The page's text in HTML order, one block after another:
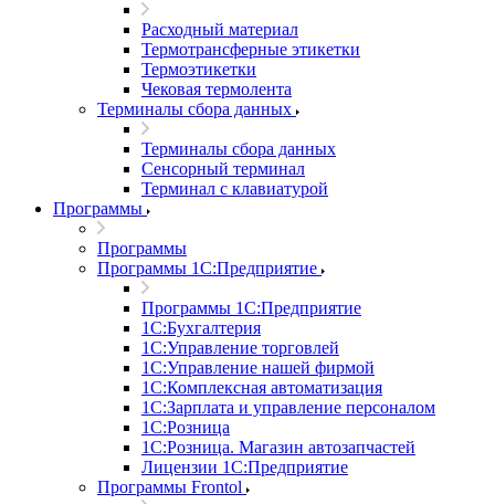
Расходный материал
Термотрансферные этикетки
Термоэтикетки
Чековая термолента
Терминалы сбора данных
Терминалы сбора данных
Сенсорный терминал
Терминал с клавиатурой
Программы
Программы
Программы 1С:Предприятие
Программы 1С:Предприятие
1С:Бухгалтерия
1С:Управление торговлей
1С:Управление нашей фирмой
1С:Комплексная автоматизация
1С:Зарплата и управление персоналом
1С:Розница
1С:Розница. Магазин автозапчастей
Лицензии 1С:Предприятие
Программы Frontol